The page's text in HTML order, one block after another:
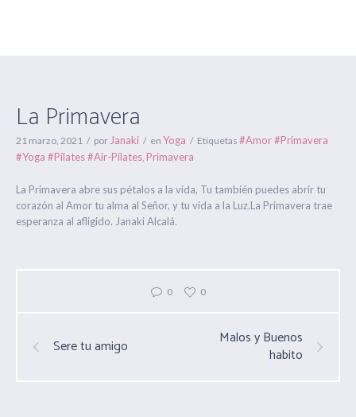
La Primavera
21 marzo, 2021 por Janaki en Yoga Etiquetas #Amor #Primavera
#Yoga #Pilates #Air-Pilates, Primavera
La Primavera abre sus pétalos a la vida, Tu también puedes abrir tu
corazón al Amor tu alma al Señor, y tu vida a la Luz.La Primavera trae
esperanza al afligido. Janaki Alcalá.
0 0
Sere tu amigo
Malos y Buenos
habito